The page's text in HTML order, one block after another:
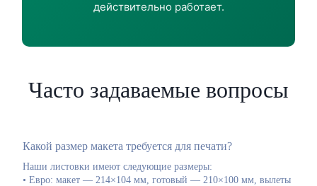
действительно работает.
Часто задаваемые вопросы
Какой размер макета требуется для печати?
Наши листовки имеют следующие размеры:
• Евро: макет — 214×104 мм, готовый — 210×100 мм, вылеты